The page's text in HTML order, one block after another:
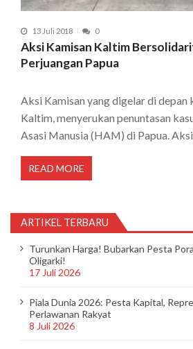
13 Juli 2018 0
Aksi Kamisan Kaltim
Perjuangan Papua
Aksi Kamisan yang digelar di depan
Kaltim, menyerukan penuntasan
Asasi Manusia (HAM) di Papua.
READ MORE
ARTIKEL TERBARU
Turunkan Harga! Bubarkan Pesta
Oligarki!
17 Juli 2026
Piala Dunia 2026: Pesta Kapital,
Perlawanan Rakyat
8 Juli 2026